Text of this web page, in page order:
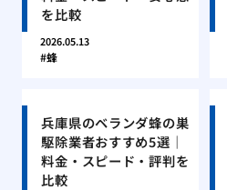
を比較
2026.05.13
蜂
兵庫県のベランダ蜂の巣
駆除業者おすすめ5選｜
料金・スピード・評判を
比較